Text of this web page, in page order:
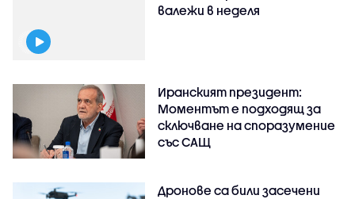
валежи в неделя
Иранският президент:
Моментът е подходящ за
сключване на споразумение
със САЩ
Дронове са били засечени